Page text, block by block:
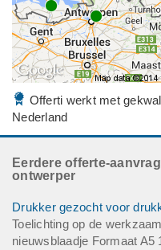
Offerti werkt met
Nederland
Eerdere offerte-
ontwerper
Drukker gezocht voor
Toelichting op de
nieuwsblaadje Formaat